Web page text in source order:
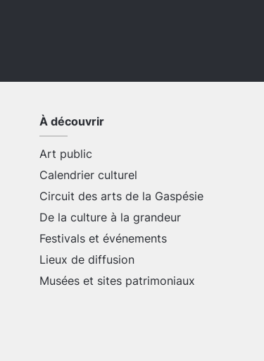
À découvrir
Art public
Calendrier culturel
Circuit des arts de la Gaspésie
De la culture à la grandeur
Festivals et événements
Lieux de diffusion
Musées et sites patrimoniaux